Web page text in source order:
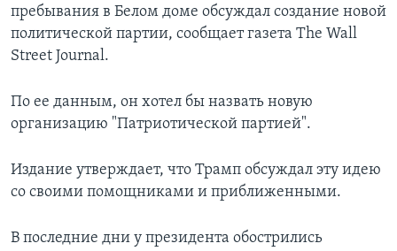
пребывания в Белом доме обсуждал создание новой
политической партии, сообщает газета The Wall
Street Journal.
По ее данным, он хотел бы назвать новую
организацию "Патриотической партией".
Издание утверждает, что Трамп обсуждал эту идею
со своими помощниками и приближенными.
В последние дни у президента обострились